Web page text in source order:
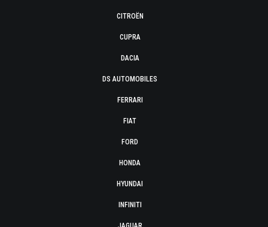
CITROËN
CUPRA
DACIA
DS AUTOMOBILES
FERRARI
FIAT
FORD
HONDA
HYUNDAI
INFINITI